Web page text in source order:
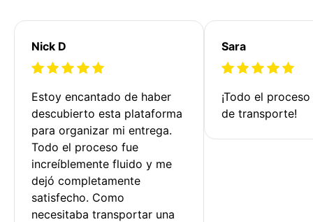
Nick D
Estoy encantado de haber
descubierto esta plataforma
para organizar mi entrega.
Todo el proceso fue
increíblemente fluido y me
dejó completamente
satisfecho. Como
necesitaba transportar una
Sara
¡Todo el
de transporte!